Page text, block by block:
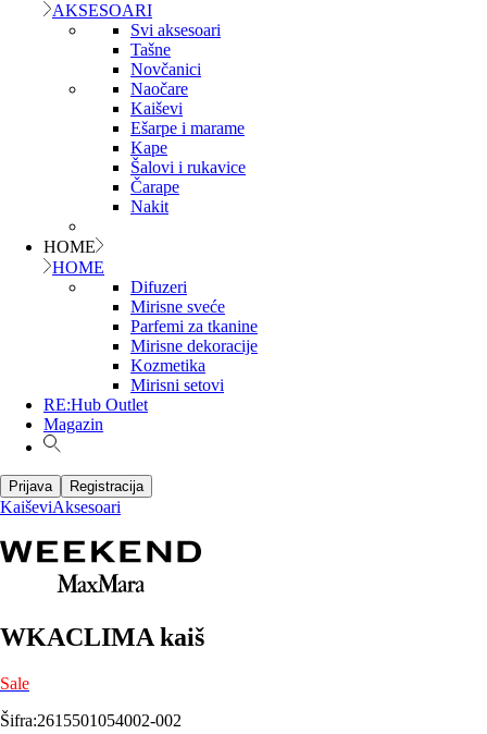
AKSESOARI
Svi aksesoari
Tašne
Novčanici
Naočare
Kaiševi
Ešarpe i marame
Kape
Šalovi i rukavice
Čarape
Nakit
HOME
HOME
Difuzeri
Mirisne sveće
Parfemi za tkanine
Mirisne dekoracije
Kozmetika
Mirisni setovi
RE:Hub Outlet
Magazin
Prijava Registracija
KaiševiAksesoari
WKACLIMA kaiš
Sale
Šifra:2615501054002-002